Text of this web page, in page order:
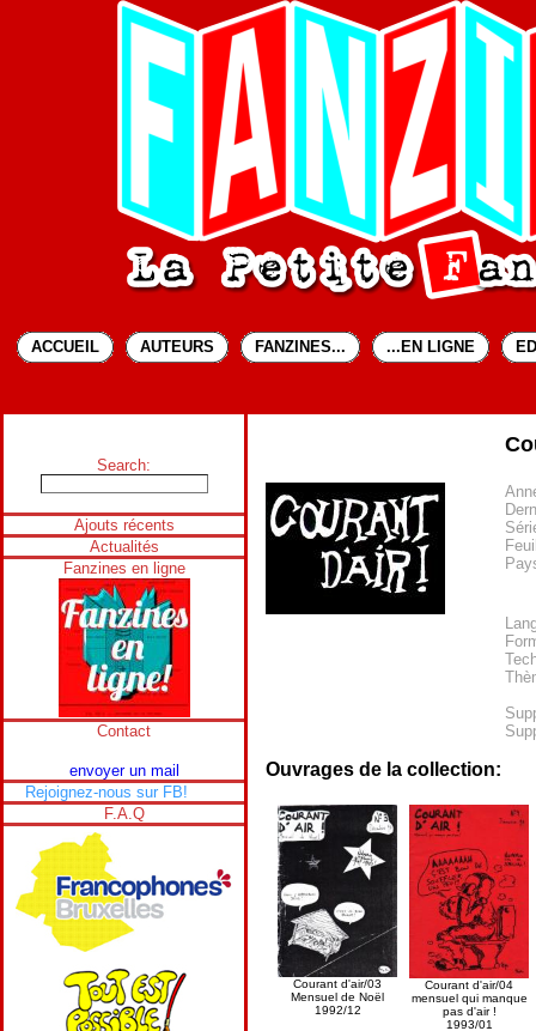
ACCUEIL AUTEURS FANZINES... ...EN LIGNE
Search:
Ajouts récents
Actualités
Fanzines en ligne
Contact
envoyer un mail
Rejoignez-nous sur FB!
F.A.Q
Ouvrages de la collection:
Courant d'air/03
Mensuel de Noël
1992/12
Courant d'air/04
mensuel qui manque
pas d'air !
1993/01